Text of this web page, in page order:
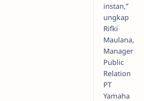
instan,”
ungkap
Rifki
Maulana,
Manager
Public
Relation
PT
Yamaha